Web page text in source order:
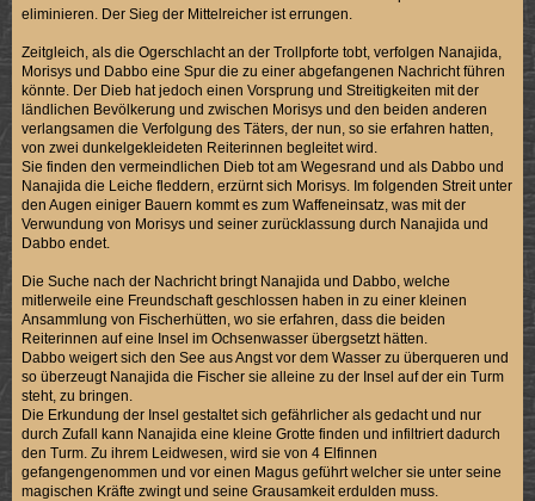
eliminieren. Der Sieg der Mittelreicher ist errungen.
Zeitgleich, als die Ogerschlacht an der Trollpforte tobt, verfolgen Nanajida,
Morisys und Dabbo eine Spur die zu einer abgefangenen Nachricht führen
könnte. Der Dieb hat jedoch einen Vorsprung und Streitigkeiten mit der
ländlichen Bevölkerung und zwischen Morisys und den beiden anderen
verlangsamen die Verfolgung des Täters, der nun, so sie erfahren hatten,
von zwei dunkelgekleideten Reiterinnen begleitet wird.
Sie finden den vermeindlichen Dieb tot am Wegesrand und als Dabbo und
Nanajida die Leiche fleddern, erzürnt sich Morisys. Im folgenden Streit unter
den Augen einiger Bauern kommt es zum Waffeneinsatz, was mit der
Verwundung von Morisys und seiner zurücklassung durch Nanajida und
Dabbo endet.
Die Suche nach der Nachricht bringt Nanajida und Dabbo, welche
mitlerweile eine Freundschaft geschlossen haben in zu einer kleinen
Ansammlung von Fischerhütten, wo sie erfahren, dass die beiden
Reiterinnen auf eine Insel im Ochsenwasser übergsetzt hätten.
Dabbo weigert sich den See aus Angst vor dem Wasser zu überqueren und
so überzeugt Nanajida die Fischer sie alleine zu der Insel auf der ein Turm
steht, zu bringen.
Die Erkundung der Insel gestaltet sich gefährlicher als gedacht und nur
durch Zufall kann Nanajida eine kleine Grotte finden und infiltriert dadurch
den Turm. Zu ihrem Leidwesen, wird sie von 4 Elfinnen
gefangengenommen und vor einen Magus geführt welcher sie unter seine
magischen Kräfte zwingt und seine Grausamkeit erdulden muss.